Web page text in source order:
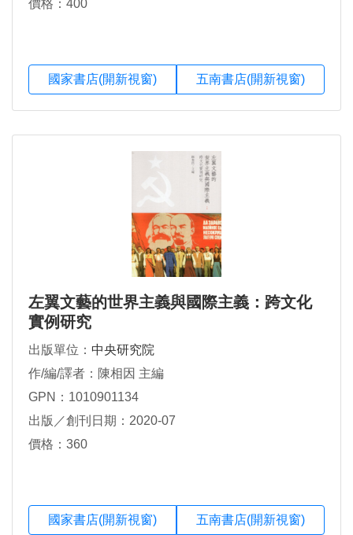
價格：400
國家書店(開新視窗) 五南書店(開新視窗)
左翼文藝的世界主義與國際主義：跨文化
實例研究
出版單位： 中央研究院
作/編/譯者：陳相因 主編
GPN：1010901134
出版／創刊日期：2020-07
價格：360
國家書店(開新視窗) 五南書店(開新視窗)